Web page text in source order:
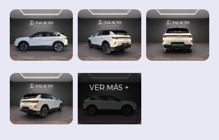
Vehículos
nuevos
y
Ocasión
Cita
Taller
VER MÁS +